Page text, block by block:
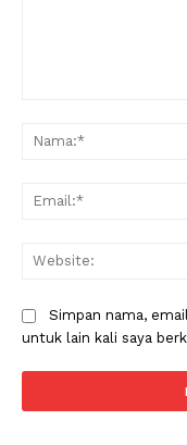
Simpan nama,
untuk lain kali saya